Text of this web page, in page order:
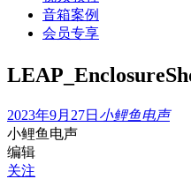
音箱案例
会员专享
2023年9月27日 小鲤鱼电声
小鲤鱼电声
编辑
关注